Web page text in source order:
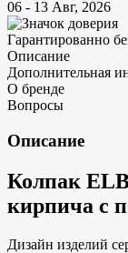
06 - 13 Авг, 2026
Гарантированно
Описание
Дополнительная
О бренде
Вопросы
Описание
Колпак
кирпича с
Дизайн изделий